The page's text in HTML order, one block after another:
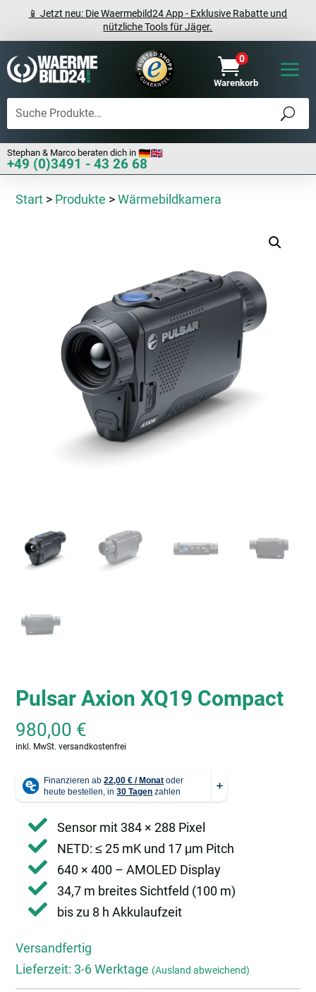
📱 Jetzt neu: Die Waermebild24 App - Exklusive Rabatte und
nützliche Tools für Jäger.
0
Warenkorb
Stephan & Marco beraten dich in
+49 (0)3491 - 43 26 68
Start > Produkte >Wärmebildkamera
Pulsar Axion XQ19 Compact
980,00 €
inkl. MwSt. versandkostenfrei
Sensor mit 384 × 288 Pixel
NETD: ≤ 25 mK und 17 μm Pitch
640 × 400 – AMOLED Display
34,7 m breites Sichtfeld (100 m)
bis zu 8 h Akkulaufzeit
Versandfertig
Lieferzeit: 3-6 Werktage (Ausland abweichend)